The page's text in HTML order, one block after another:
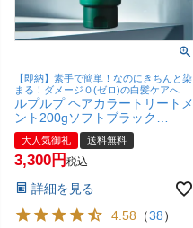
【即納】素手で簡単！なのにきちんと染
まる！ダメージ０(ゼロ)の白髪ケアへ
ルプルプ ヘアカラートリートメ
ント200gソフトブラック
【LPLP正規販売店/白髪染め/無
添加/染毛料】【宅配便送料無
料】
大人気御礼 送料無料
3,300 税込
詳細を見る
4.58 （38）